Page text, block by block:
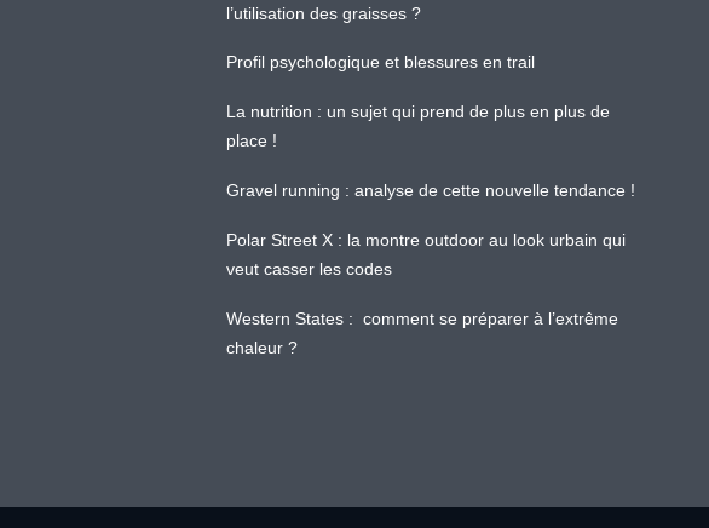
l’utilisation des graisses ?
Profil psychologique et blessures en trail
La nutrition : un sujet qui prend de plus en plus de
place !
Gravel running : analyse de cette nouvelle tendance !
Polar Street X : la montre outdoor au look urbain qui
veut casser les codes
Western States : comment se préparer à l’extrême
chaleur ?